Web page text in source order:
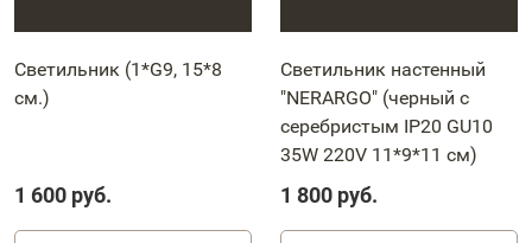
Светильник (1*G9, 15*8
см.)
1 600 руб.
Светильник настенный
"NERARGO" (черный с
серебристым IP20 GU10
35W 220V 11*9*11 см)
1 800 руб.